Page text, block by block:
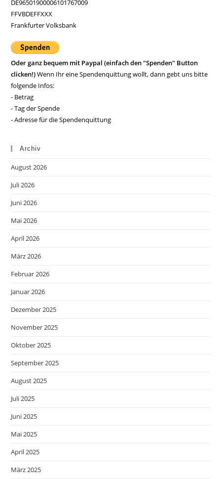
DE96501900006101767009
FFVBDEFFXXX
Frankfurter Volksbank
Oder ganz bequem mit Paypal (einfach den "Spenden" Button
clicken!)Wenn Ihr eine Spendenquittung wollt, dann gebt uns bitte
folgende Infos:
- Betrag
- Tag der Spende
- Adresse für die Spendenquittung
Archiv
August 2026
Juli 2026
Juni 2026
Mai 2026
April 2026
März 2026
Februar 2026
Januar 2026
Dezember 2025
November 2025
Oktober 2025
September 2025
August 2025
Juli 2025
Juni 2025
Mai 2025
April 2025
März 2025